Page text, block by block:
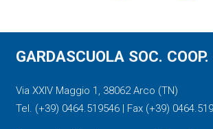
GARDASCUOLA SOC.
Via XXIV Maggio 1, 38062 Arco (TN)
Tel. (+39) 0464.519546 | Fax (+39)